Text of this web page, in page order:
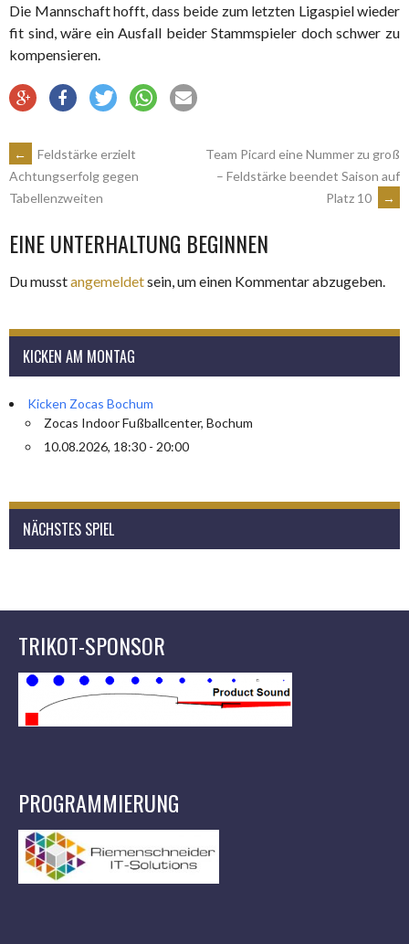
Die Mannschaft hofft, dass beide zum letzten Ligaspiel wieder
fit sind, wäre ein Ausfall beider Stammspieler doch schwer zu
kompensieren.
ARTIKEL-
NAVIGATION
←
Feldstärke erzielt
Achtungserfolg gegen
Tabellenzweiten
Team Picard eine Nummer zu groß
– Feldstärke beendet Saison auf
Platz 10
→
EINE UNTERHALTUNG BEGINNEN
Du musstangemeldetsein, um einen Kommentar abzugeben.
KICKEN AM MONTAG
Kicken Zocas Bochum
Zocas Indoor Fußballcenter, Bochum
10.08.2026, 18:30 - 20:00
NÄCHSTES SPIEL
TRIKOT-SPONSOR
PROGRAMMIERUNG